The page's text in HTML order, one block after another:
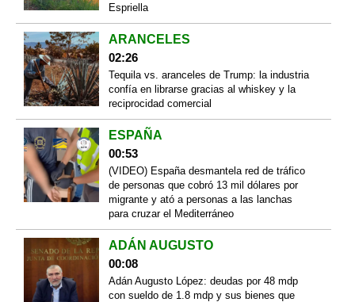
Espriella
ARANCELES
02:26
Tequila vs. aranceles de Trump: la industria
confía en librarse gracias al whiskey y la
reciprocidad comercial
ESPAÑA
00:53
(VIDEO) España desmantela red de tráfico
de personas que cobró 13 mil dólares por
migrante y ató a personas a las lanchas
para cruzar el Mediterráneo
ADÁN AUGUSTO
00:08
Adán Augusto López: deudas por 48 mdp
con sueldo de 1.8 mdp y sus bienes que